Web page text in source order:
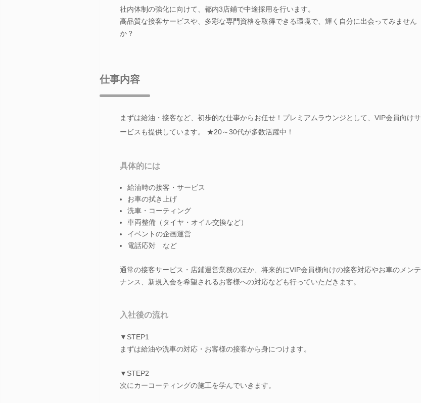
社内体制の強化に向けて、都内3店鋪で中途採用を行います。
高品質な接客サービスや、多彩な専門資格を取得できる環境で、輝く自分に出会ってみません
か？
仕事内容
まずは給油・接客など、初歩的な仕事からお任せ！プレミアムラウンジとして、VIP会員向けサ
ービスも提供しています。 ★20～30代が多数活躍中！
具体的には
給油時の接客・サービス
お車の拭き上げ
洗車・コーティング
車両整備（タイヤ・オイル交換など）
イベントの企画運営
電話応対 など
通常の接客サービス・店鋪運営業務のほか、将来的にVIP会員様向けの接客対応やお車のメンテ
ナンス、新規入会を希望されるお客様への対応なども行っていただきます。
入社後の流れ
▼STEP1
まずは給油や洗車の対応・お客様の接客から身につけます。
▼STEP2
次にカーコーティングの施工を学んでいきます。